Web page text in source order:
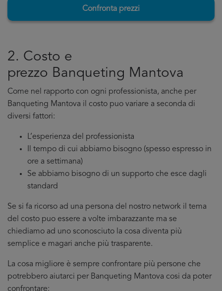
Confronta prezzi
2. Costo e
prezzo Banqueting Mantova
Come nel rapporto con ogni professionista, anche per
Banqueting Mantova il costo puo variare a seconda di
diversi fattori:
L’esperienza del professionista
Il tempo di cui abbiamo bisogno (spesso espresso in
ore a settimana)
Se abbiamo bisogno di un supporto che esce dagli
standard
Se si fa ricorso ad una persona del nostro network il tema
del costo puo essere a volte imbarazzante ma se
chiediamo ad uno sconosciuto la cosa diventa più
semplice e magari anche più trasparente.
La cosa migliore è sempre confrontare più persone che
potrebbero aiutarci per Banqueting Mantova cosi da poter
confrontare: